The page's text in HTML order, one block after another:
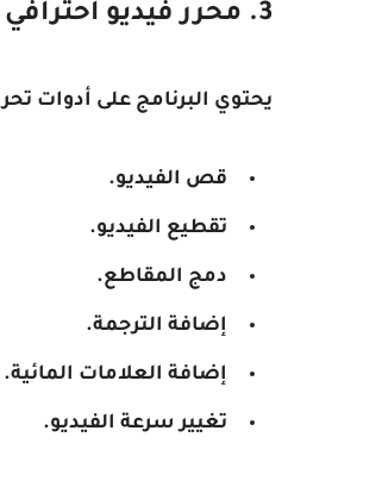
3. محرر فيديو احترافي
يحتوي البرنامج على أدوات
قص الفيديو.
تقطيع الفيديو.
دمج المقاطع.
إضافة الترجمة.
إضافة العلامات المائية.
تغيير سرعة الفيديو.